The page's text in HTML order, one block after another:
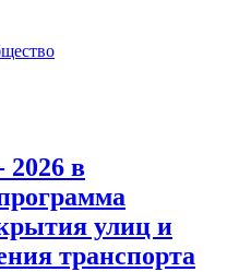
2026 в
улиц и
транспорта